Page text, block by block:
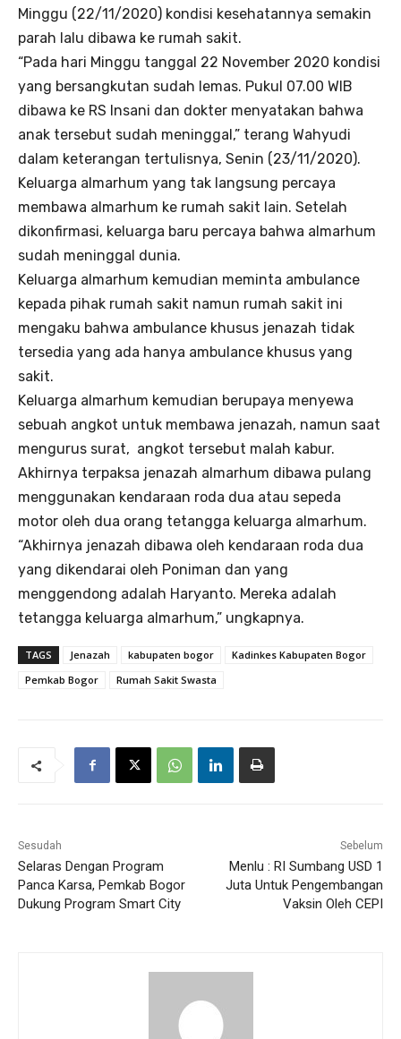
Minggu (22/11/2020) kondisi kesehatannya semakin
parah lalu dibawa ke rumah sakit.
“Pada hari Minggu tanggal 22 November 2020 kondisi
yang bersangkutan sudah lemas. Pukul 07.00 WIB
dibawa ke RS Insani dan dokter menyatakan bahwa
anak tersebut sudah meninggal,” terang Wahyudi
dalam keterangan tertulisnya, Senin (23/11/2020).
Keluarga almarhum yang tak langsung percaya
membawa almarhum ke rumah sakit lain. Setelah
dikonfirmasi, keluarga baru percaya bahwa almarhum
sudah meninggal dunia.
Keluarga almarhum kemudian meminta ambulance
kepada pihak rumah sakit namun rumah sakit ini
mengaku bahwa ambulance khusus jenazah tidak
tersedia yang ada hanya ambulance khusus yang
sakit.
Keluarga almarhum kemudian berupaya menyewa
sebuah angkot untuk membawa jenazah, namun saat
mengurus surat, angkot tersebut malah kabur.
Akhirnya terpaksa jenazah almarhum dibawa pulang
menggunakan kendaraan roda dua atau sepeda
motor oleh dua orang tetangga keluarga almarhum.
“Akhirnya jenazah dibawa oleh kendaraan roda dua
yang dikendarai oleh Poniman dan yang
menggendong adalah Haryanto. Mereka adalah
tetangga keluarga almarhum,” ungkapnya.
TAGS Jenazah kabupaten bogor
Kadinkes Kabupaten Bogor
Pemkab Bogor
Rumah Sakit Swasta
Sesudah
Selaras Dengan Program
Panca Karsa, Pemkab Bogor
Dukung Program Smart City
Sebelum
Menlu : RI Sumbang USD 1
Juta Untuk Pengembangan
Vaksin Oleh CEPI